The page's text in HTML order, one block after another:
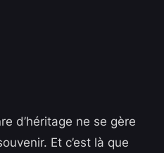
d’héritage ne se gère
Et c’est là que